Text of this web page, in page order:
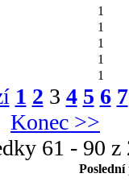
1
1
1
1
1
1 2 3 4 5 6 7
Konec >>
61 - 90 z